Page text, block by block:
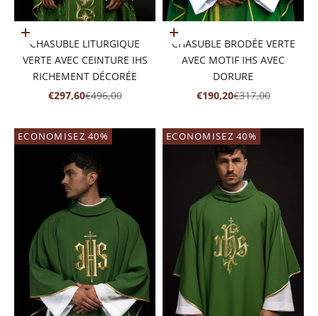
Ajouter au panier
CHASUBLE LITURGIQUE
VERTE AVEC CEINTURE IHS
RICHEMENT DÉCORÉE
PRIX DE VENTE
€297,60PRIX NORMAL
€496,00
Ajouter au panier
CHASUBLE BRODÉE VERTE
AVEC MOTIF IHS AVEC
DORURE
PRIX DE VENTE
€190,20PRIX NORMAL
€317,00
ECONOMISEZ 40% ECONOMISEZ 40%